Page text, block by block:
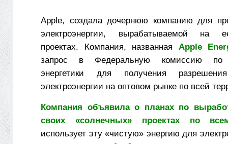
Apple, создала дочернюю компанию для
электроэнергии, вырабатываемой на
проектах. Компания, названная Apple
запрос в Федеральную комиссию по
энергетики для получения
электроэнергии на оптовом рынке по всей
Компания объявила о планах по
своих «солнечных» проектах по
использует эту «чистую» энергию для